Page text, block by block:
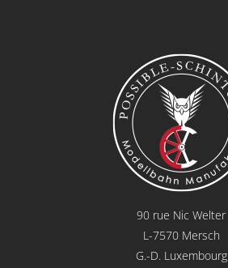
90 rue Nic Welter
L-7570 Mersch
G.-D. Luxembourg